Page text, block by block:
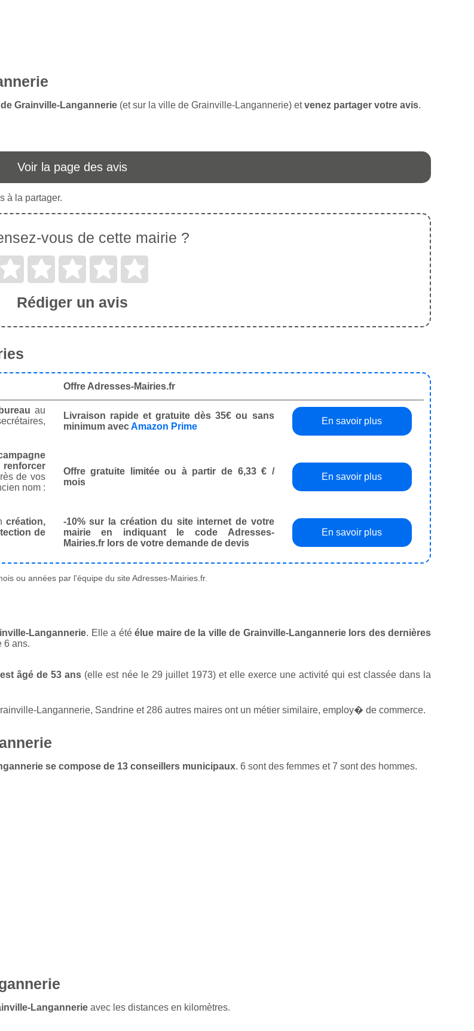
Grainville-Langannerie (et sur la ville de Grainville-Langannerie) etvenez partager votre avis.
Voir la page des avis
à la partager.
vous de cette mairie ?
Rédiger un avis
Offre Adresses-Mairies.fr
au
Livraison rapide et gratuite dès 35€ ou sans
minimum avecAmazon Prime
En savoir plus
renforcer
de vos
nom :
Offre gratuite limitée ou à partir de 6,33 € /
mois
En savoir plus
création,
de
-10% sur la création du site internet de votre
mairie en indiquant le code Adresses-
Mairies.fr lors de votre demande de devis
En savoir plus
ou années par l'équipe du site Adresses-Mairies.fr.
Langannerie. Elle a étéélue maire de la ville de Grainville-Langannerie lors des dernières
6 ans.
âgé de 53 ans (elle est née le 29 juillet 1973) et elle exerce une activité qui est classée dans la
Langannerie, Sandrine et 286 autres maires ont un métier similaire, employ� de commerce.
se compose de 13 conseillers municipaux. 6 sont des femmes et 7 sont des hommes.
Langannerie avec les distances en kilomètres.